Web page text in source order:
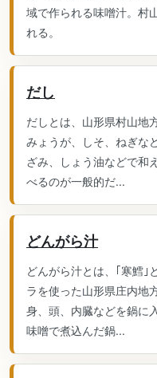
域で作られる味噌汁。村
れる。
だし
だしとは、山形県村山地
みょうが、しそ、ねぎな
ざみ、しょう油などで和
べるのが一般的だ...
どんがら汁
どんがら汁とは、｢寒鱈｣
ラを使った山形県庄内地
身、頭、内臓などを鍋に
味噌で煮込んだ鍋...